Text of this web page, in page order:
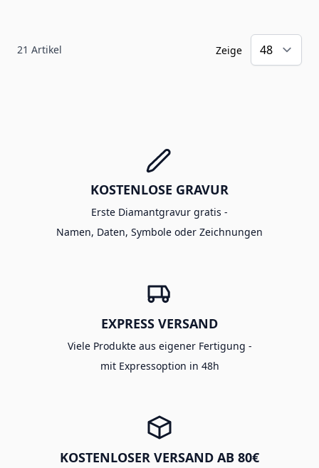
21 Artikel Zeige
KOSTENLOSE GRAVUR
Erste Diamantgravur gratis -
Namen, Daten, Symbole oder Zeichnungen
EXPRESS VERSAND
Viele Produkte aus eigener Fertigung -
mit Expressoption in 48h
KOSTENLOSER VERSAND AB 80€